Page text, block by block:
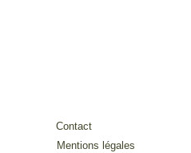
Contact
Mentions légales